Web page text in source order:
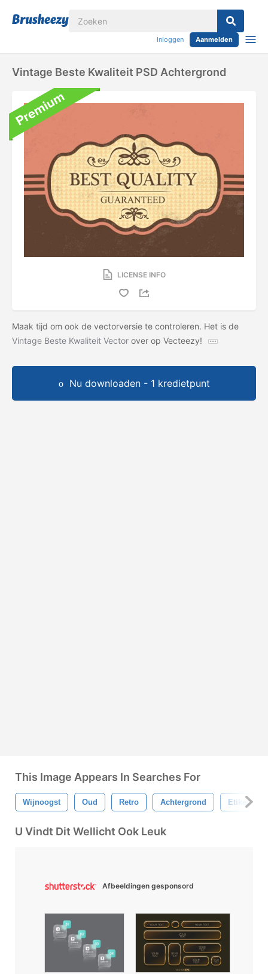
Inloggen Aanmelden
Vintage Beste Kwaliteit PSD Achtergrond
LICENSE INFO
Maak tijd om ook de vectorversie te controleren. Het is de
Vintage Beste Kwaliteit Vector over op Vecteezy!
Nu downloaden - 1 kredietpunt
This Image Appears In Searches For
Wijnoogst Oud Retro Achtergrond Etiket
U Vindt Dit Wellicht Ook Leuk
Afbeeldingen gesponsord